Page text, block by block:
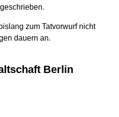
zum Tatvorwurf nicht
dauern an.
Berlin